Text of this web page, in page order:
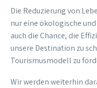
Die Reduzierung von
nur eine ökologische
auch die Chance, die
unsere Destination zu
Tourismusmodell zu
Wir werden weiterhin